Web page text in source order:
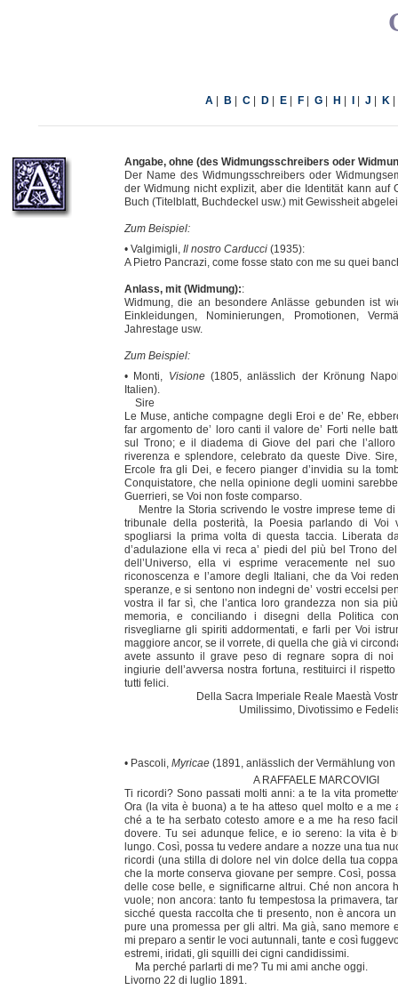
A| B C| D| E| F| G| H J K
Angabe, ohne (des Widmungsschreibers oder
Der Name des Widmungsschreibers oder
der Widmung nicht explizit, aber die Identität kann auf
Buch (Titelblatt, Buchdeckel usw.) mit Gewissheit
Zum Beispiel:
• Valgimigli, Il nostro Carducci (1935):
A Pietro Pancrazi, come fosse stato con me su quei
Anlass, mit (Widmung)::
Widmung, die an besondere Anlässe gebunden ist
Einkleidungen, Nominierungen, Promotionen,
Jahrestage usw.
Zum Beispiel:
• Monti, Visione(1805, anlässlich der Krönung
Italien).
Sire
Le Muse, antiche compagne degli Eroi e de’ Re,
far argomento de’ loro canti il valore de’ Forti nelle
sul Trono; e il diadema di Giove del pari che
riverenza e splendore, celebrato da queste Dive.
Ercole fra gli Dei, e fecero pianger d’invidia su la
Conquistatore, che nella opinione degli uomini
Guerrieri, se Voi non foste comparso.
Mentre la Storia scrivendo le vostre imprese teme
tribunale della posterità, la Poesia parlando di Voi
spogliarsi la prima volta di questa taccia. Liberata
d’adulazione ella vi reca a’ piedi del più bel Trono
dell’Universo, ella vi esprime veracemente nel
riconoscenza e l’amore degli Italiani, che da Voi
speranze, e si sentono non indegni de’ vostri eccelsi
vostra il far sì, che l’antica loro grandezza non sia
memoria, e conciliando i disegni della Politica
risvegliarne gli spiriti addormentati, e farli per Voi
maggiore ancor, se il vorrete, di quella che già vi
avete assunto il grave peso di regnare sopra di
ingiurie dell’avversa nostra fortuna, restituirci il
tutti felici.
Della Sacra Imperiale Reale Maestà
Umilissimo, Divotissimo e
• Pascoli, Myricae (1891, anlässlich der Vermählung
A RAFFAELE MARCOVIGI
Ti ricordi? Sono passati molti anni: a te la vita
Ora (la vita è buona) a te ha atteso quel molto e a me
ché a te ha serbato cotesto amore e a me ha reso
dovere. Tu sei adunque felice, e io sereno: la vita è
lungo. Così, possa tu vedere andare a nozze una tua
ricordi (una stilla di dolore nel vin dolce della tua
che la morte conserva giovane per sempre. Così,
delle cose belle, e significarne altrui. Ché non ancora
vuole; non ancora: tanto fu tempestosa la primavera,
sicché questa raccolta che ti presento, non è ancora
pure una promessa per gli altri. Ma già, sano memore
mi preparo a sentir le voci autunnali, tante e così
estremi, iridati, gli squilli dei cigni candidissimi.
Ma perché parlarti di me? Tu mi ami anche oggi.
Livorno 22 di luglio 1891.